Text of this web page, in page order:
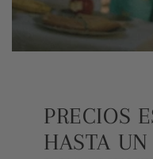
PRECIOS
HASTA